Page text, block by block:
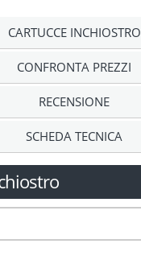
CARTUCCE INCHIOSTRO
CONFRONTA PREZZI
RECENSIONE
SCHEDA TECNICA